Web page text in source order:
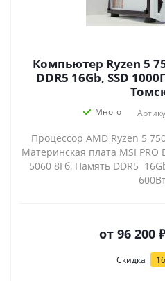
Компьютер Ryzen 5
DDR5 16Gb, SSD 1000Гб, B650. Купить в
Много
Процессор AMD Ryzen 5
Материнская плата MSI PRO
5060 8Гб, Память DDR5
от 96 200 ₽
Скидка